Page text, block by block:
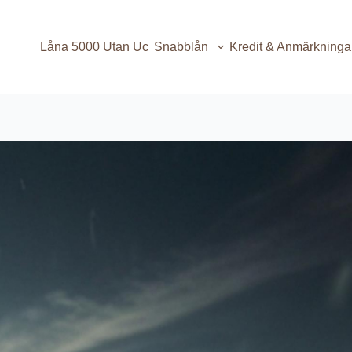
Låna 5000 Utan Uc Snabblån Kredit &